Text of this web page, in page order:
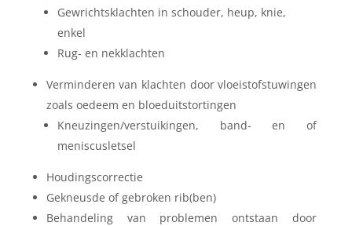
Gewrichtsklachten in schouder, heup, knie,
enkel
Rug- en nekklachten
Verminderen van klachten door vloeistofstuwingen
zoals oedeem en bloeduitstortingen
Kneuzingen/verstuikingen, band- en of
meniscusletsel
Houdingscorrectie
Gekneusde of gebroken rib(ben)
Behandeling van problemen ontstaan door